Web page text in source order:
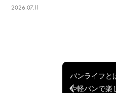
2026.07.11
バンライフと
や軽バンで楽